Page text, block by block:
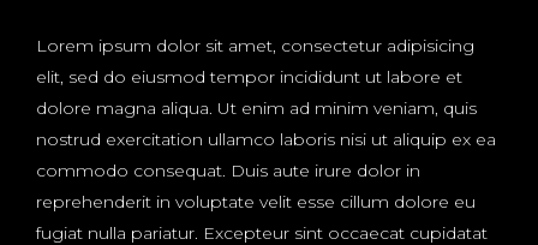
Lorem ipsum dolor sit amet, consectetur adipisicing
elit, sed do eiusmod tempor incididunt ut labore et
dolore magna aliqua. Ut enim ad minim veniam, quis
nostrud exercitation ullamco laboris nisi ut aliquip ex ea
commodo consequat. Duis aute irure dolor in
reprehenderit in voluptate velit esse cillum dolore eu
fugiat nulla pariatur. Excepteur sint occaecat cupidatat